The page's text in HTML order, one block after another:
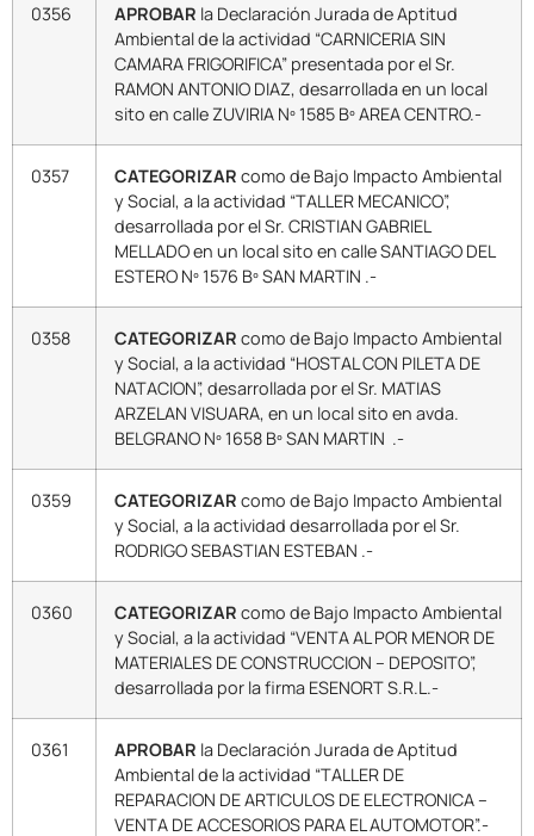
0356 APROBAR la Declaración Jurada de Aptitud
Ambiental de la actividad “CARNICERIA SIN
CAMARA FRIGORIFICA” presentada por el Sr.
RAMON ANTONIO DIAZ, desarrollada en un local
sito en calle ZUVIRIA Nº 1585 Bº AREA CENTRO.-
0357 CATEGORIZAR como de Bajo Impacto Ambiental
y Social, a la actividad “TALLER MECANICO”,
desarrollada por el Sr. CRISTIAN GABRIEL
MELLADO en un local sito en calle SANTIAGO DEL
ESTERO Nº 1576 Bº SAN MARTIN .-
0358 CATEGORIZAR como de Bajo Impacto Ambiental
y Social, a la actividad “HOSTAL CON PILETA DE
NATACION”, desarrollada por el Sr. MATIAS
ARZELAN VISUARA, en un local sito en avda.
BELGRANO Nº 1658 Bº SAN MARTIN .-
0359 CATEGORIZAR como de Bajo Impacto Ambiental
y Social, a la actividad desarrollada por el Sr.
RODRIGO SEBASTIAN ESTEBAN .-
0360 CATEGORIZAR como de Bajo Impacto Ambiental
y Social, a la actividad “VENTA AL POR MENOR DE
MATERIALES DE CONSTRUCCION – DEPOSITO”,
desarrollada por la firma ESENORT S.R.L.-
0361 APROBAR la Declaración Jurada de Aptitud
Ambiental de la actividad “TALLER DE
REPARACION DE ARTICULOS DE ELECTRONICA –
VENTA DE ACCESORIOS PARA EL AUTOMOTOR”.-